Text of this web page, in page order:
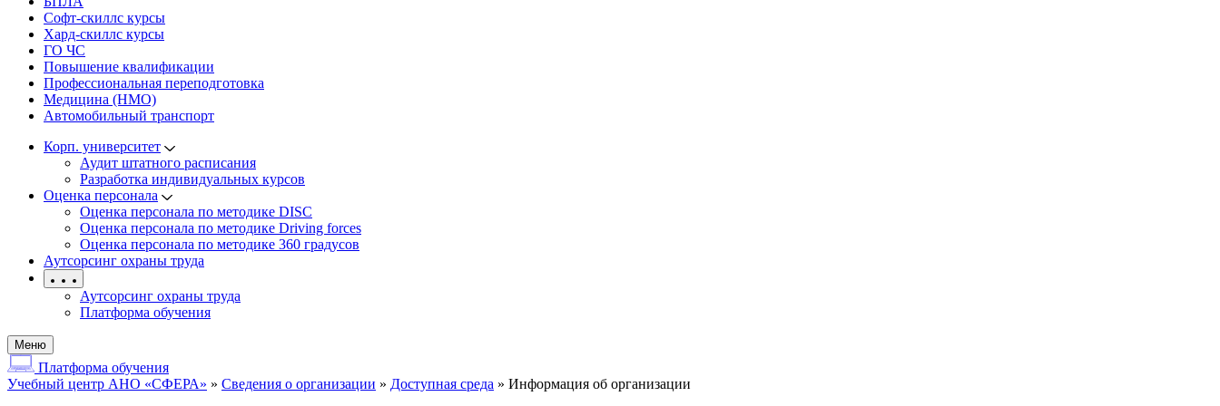
Софт-скиллс курсы
Хард-скиллс курсы
ГО ЧС
Повышение квалификации
Профессиональная переподготовка
Медицина (НМО)
Автомобильный транспорт
Корп. университет
Аудит штатного расписания
Разработка индивидуальных курсов
Оценка персонала
Оценка персонала по методике DISC
Оценка персонала по методике Driving forces
Оценка персонала по методике 360 градусов
Аутсорсинг охраны труда
Аутсорсинг охраны труда
Платформа обучения
Меню
Платформа обучения
Учебный центр АНО «СФЕРА» » Сведения о организации » Доступная среда » Информация об организации